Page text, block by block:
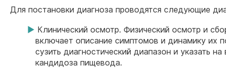
Для постановки диагноза проводятся следующие
Клинический осмотр. Физический осмотр и
включает описание симптомов и динамику их
сузить диагностический диапазон и указать
кандидоза пищевода.